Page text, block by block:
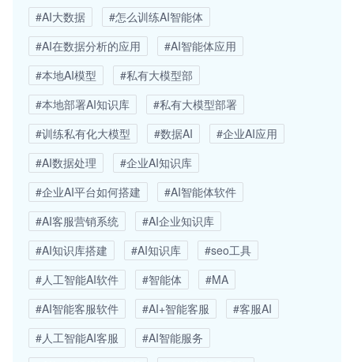
#AI大数据
#怎么训练AI智能体
#AI在数据分析的应用
#AI智能体应用
#本地AI模型
#私有大模型部
#本地部署AI知识库
#私有大模型部署
#训练私有化大模型
#数据AI
#企业AI应用
#AI数据处理
#企业AI知识库
#企业AI平台如何搭建
#AI智能体软件
#AI客服营销系统
#AI企业知识库
#AI知识库搭建
#AI知识库
#seo工具
#人工智能AI软件
#智能体
#MA
#AI智能客服软件
#AI+智能客服
#客服AI
#人工智能AI客服
#AI智能服务